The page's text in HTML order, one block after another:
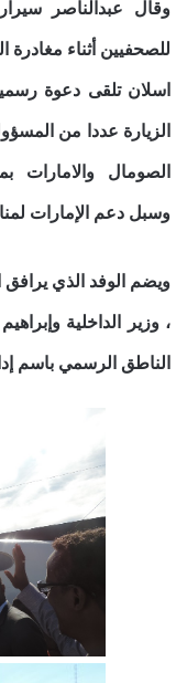
وقال عبدالناصر
للصحفيين أثناء مغادرة
اسلان تلقى دعوة
الزيارة عددا من
الصومال والامارات
وسبل دعم الإمارات
ويضم الوفد الذي
، وزير الداخلية
الناطق الرسمي باسم